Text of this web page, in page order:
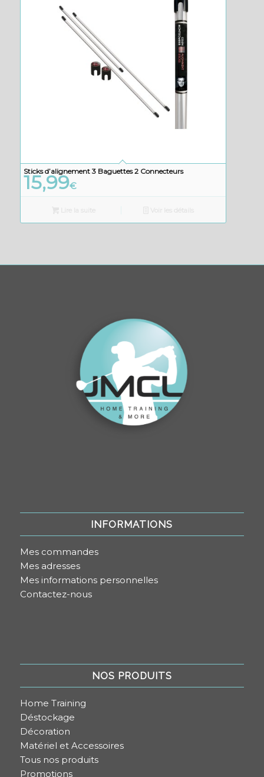
Sticks d’alignement 3 Baguettes 2 Connecteurs
15,99€
INFORMATIONS
Mes commandes
Mes adresses
Mes informations personnelles
Contactez-nous
NOS PRODUITS
Home Training
Déstockage
Décoration
Matériel et Accessoires
Tous nos produits
Promotions